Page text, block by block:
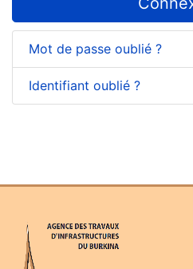
Mot de passe oublié ?
Identifiant oublié ?